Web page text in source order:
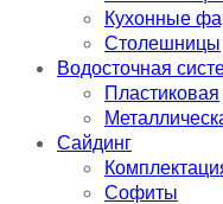
Кухонные
Столешницы
Водосточная
Пластиковая
Сайдинг
Софиты